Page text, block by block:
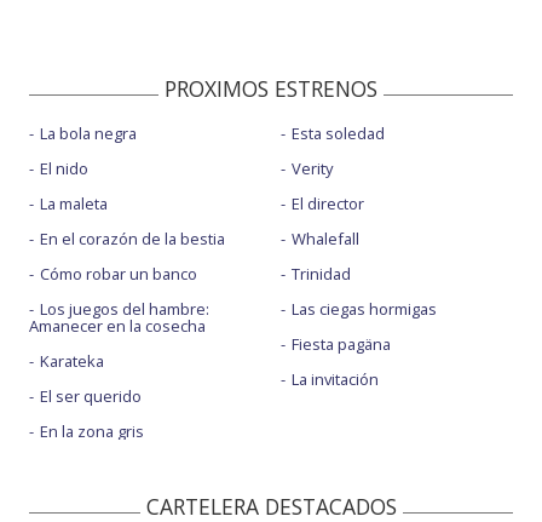
PROXIMOS ESTRENOS
La bola negra
El nido
La maleta
En el corazón de la bestia
Cómo robar un banco
Los juegos del hambre:
Amanecer en la cosecha
Karateka
El ser querido
En la zona gris
Esta soledad
Verity
El director
Whalefall
Trinidad
Las ciegas hormigas
Fiesta pagäna
La invitación
CARTELERA DESTACADOS